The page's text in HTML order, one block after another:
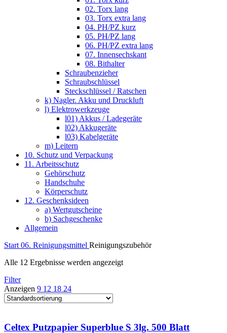
02. Torx lang
03. Torx extra lang
04. PH/PZ kurz
05. PH/PZ lang
06. PH/PZ extra lang
07. Innensechskant
08. Bithalter
Schraubenzieher
Schraubschlüssel
Steckschlüssel / Ratschen
k) Nagler. Akku und Druckluft
l) Elektrowerkzeuge
l01) Akkus / Ladegeräte
l02) Akkugeräte
l03) Kabelgeräte
m) Leitern
10. Schutz und Verpackung
11. Arbeitsschutz
Gehörschutz
Handschuhe
Körperschutz
12. Geschenksideen
a) Wertgutscheine
b) Sachgeschenke
Allgemein
Start 06. Reinigungsmittel Reinigungszubehör
Alle 12 Ergebnisse werden angezeigt
Filter
Anzeigen 9 12 18 24
Celtex Putzpapier Superblue S 3lg. 500 Blatt